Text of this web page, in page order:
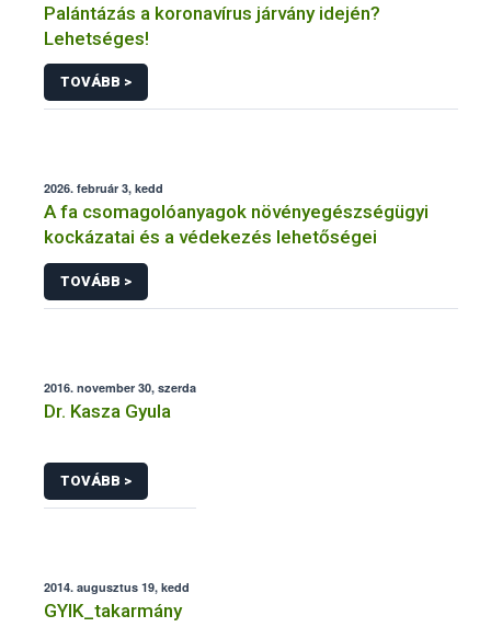
Palántázás a koronavírus járvány idején?
Lehetséges!
TOVÁBB >
2026. február 3, kedd
A fa csomagolóanyagok növényegészségügyi
kockázatai és a védekezés lehetőségei
TOVÁBB >
2016. november 30, szerda
Dr. Kasza Gyula
TOVÁBB >
2014. augusztus 19, kedd
GYIK_takarmány